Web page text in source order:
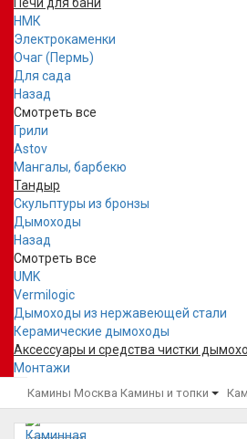
НМК
Электрокаменки
Очаг (Пермь)
Для сада
Назад
Смотреть все
Грили
Astov
Мангалы, барбекю
Тандыр
Скульптуры из бронзы
Дымоходы
Назад
Смотреть все
UMK
Vermilogic
Дымоходы из нержавеющей стали
Керамические дымоходы
Аксессуары и средства чистки
Монтажи
Камины Москва Камины и топки